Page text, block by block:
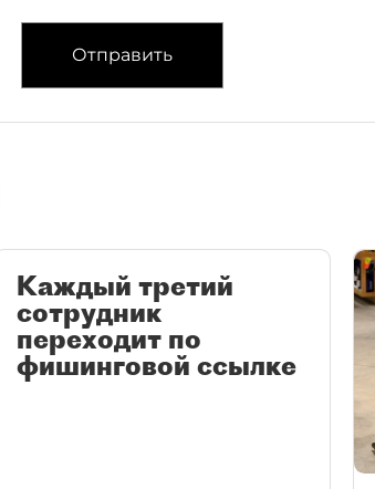
Отправить
Каждый третий
сотрудник
переходит по
фишинговой ссылке